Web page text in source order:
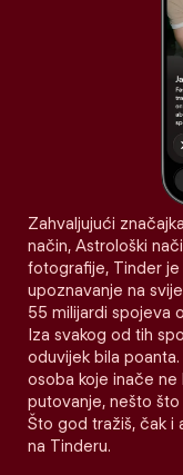
Zahvaljujući
način, Astrološki
fotografije, Tinder je
upoznavanje na
55 milijardi spojeva
Iza svakog od tih
oduvijek bila
osoba koje inače ne
putovanje, nešto
Što god tražiš, čak i
na Tinderu.